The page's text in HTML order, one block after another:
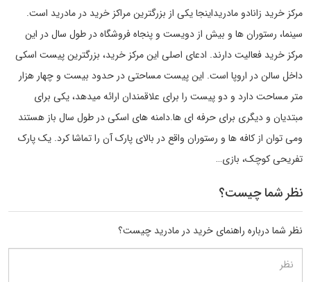
مرکز خرید زانادو مادریداینجا یکی از بزرگترین مراکز خرید در مادرید است.
سینما، رستوران ها و بیش از دویست و پنجاه فروشگاه در طول سال در این
مرکز خرید فعالیت دارند. ادعای اصلی این مرکز خرید، بزرگترین پیست اسکی
داخل سالن در اروپا است. این پیست مساحتی در حدود بیست و چهار هزار
متر مساحت دارد و دو پیست را برای علاقمندان ارائه میدهد، یکی برای
مبتدیان و دیگری برای حرفه ای ها.دامنه های اسکی در طول سال باز هستند
ومی توان از کافه ها و رستوران واقع در بالای پارک آن را تماشا کرد. یک پارک
تفریحی کوچک، بازی…
نظر شما چیست؟
نظر شما درباره راهنمای خرید در مادرید چیست؟